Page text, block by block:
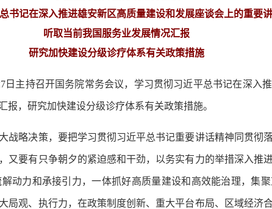
书记在深入推进雄安新区高质量建设和发展座谈会上的重要
听取当前我国服务业发展情况汇报
研究加快建设分级诊疗体系有关政策措施
持召开国务院常务会议，学习贯彻习近平总书记在深入
，研究加快建设分级诊疗体系有关政策措施。
略决策，要把学习贯彻习近平总书记重要讲话精神同贯彻
又要有只争朝夕的紧迫感和干劲，以务实有力的举措深入推
动力和承接引力，一体抓好高质量建设和高效能治理，集
局观、执行力，在政策制度创新、重大平台布局、区域经济